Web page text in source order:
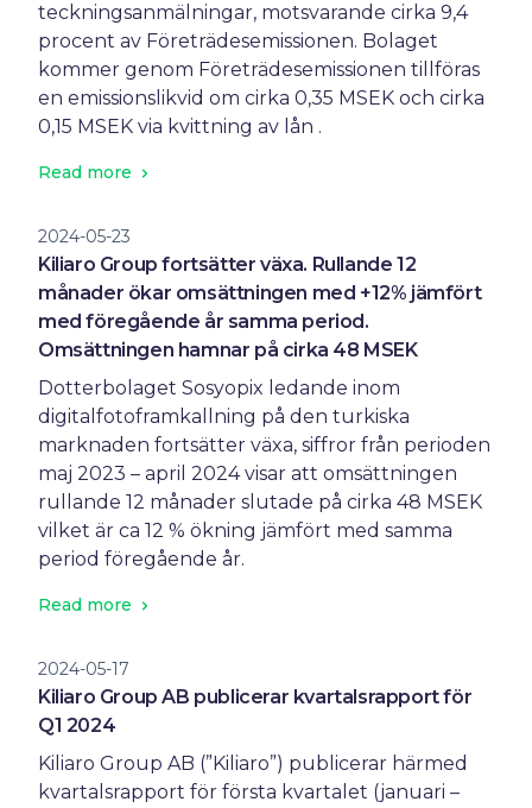
teckningsanmälningar, motsvarande cirka 9,4
procent av Företrädesemissionen. Bolaget
kommer genom Företrädesemissionen tillföras
en emissionslikvid om cirka 0,35 MSEK och cirka
0,15 MSEK via kvittning av lån .
Read more
2024-05-23
Kiliaro Group fortsätter växa. Rullande 12
månader ökar omsättningen med +12% jämfört
med föregående år samma period.
Omsättningen hamnar på cirka 48 MSEK
Dotterbolaget Sosyopix ledande inom
digitalfotoframkallning på den turkiska
marknaden fortsätter växa, siffror från perioden
maj 2023 – april 2024 visar att omsättningen
rullande 12 månader slutade på cirka 48 MSEK
vilket är ca 12 % ökning jämfört med samma
period föregående år.
Read more
2024-05-17
Kiliaro Group AB publicerar kvartalsrapport för
Q1 2024
Kiliaro Group AB (”Kiliaro”) publicerar härmed
kvartalsrapport för första kvartalet (januari –